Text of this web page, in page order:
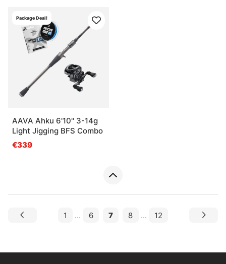
Package Deal!
AAVA Ahku 6'10'' 3-14g
Light Jigging BFS Combo
€339
1 ... 6 7 8 ... 12